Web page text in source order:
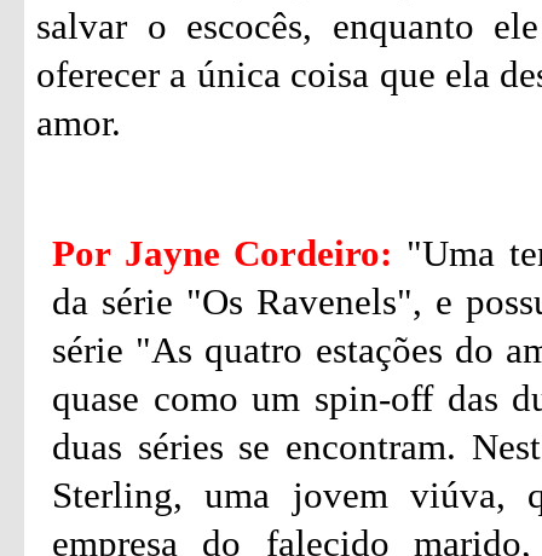
salvar o escocês, enquanto
oferecer a única coisa que ela
amor.
Por Jayne Cordeiro: "Uma
da série "Os Ravenels", e
série "As quatro estações do
quase como um spin-off das
duas séries se encontram.
Sterling, uma jovem viúva,
empresa do falecido